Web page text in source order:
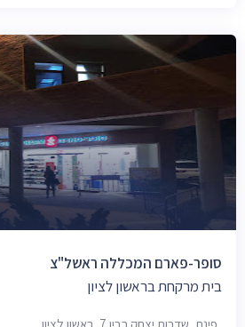
סופר-פארם המכללה ראשל"צ
בית מרקחת בראשון לציון
פינת, שדרות יצחק רבין 7, ראשון לציון